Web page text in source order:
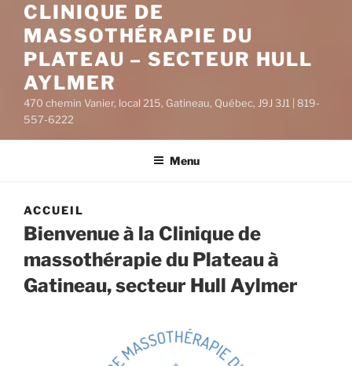
CLINIQUE DE
MASSOTHÉRAPIE DU
PLATEAU – SECTEUR HULL
AYLMER
470 chemin Vanier, local 215, Gatineau, Québec, J9J 3J1 | 819-
557-6222
Menu
ACCUEIL
Bienvenue à la Clinique de
massothérapie du Plateau à
Gatineau, secteur Hull Aylmer